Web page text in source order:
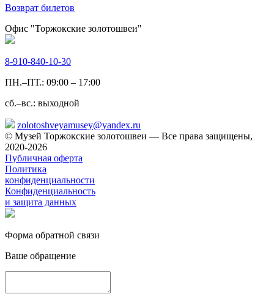
Возврат билетов
Офис "Торжокские золотошвеи"
8-910-840-10-30
ПН.–ПТ.: 09:00 – 17:00
сб.–вс.: выходной
zolotoshveyamusey@yandex.ru
© Музей Торжокские золотошвеи — Все права защищены,
2020-2026
Публичная оферта
Политика
конфиденциальности
Конфиденциальность
и защита данных
Форма обратной связи
Ваше обращение